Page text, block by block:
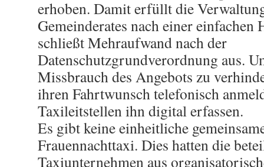
erhoben. Damit erfüllt die
Gemeinderates nach einer einfachen
schließt Mehraufwand nach der
Datenschutzgrundverordnung aus.
Missbrauch des Angebots zu
ihren Fahrtwunsch telefonisch
Taxileitstellen ihn digital erfassen.
Es gibt keine einheitliche
Frauennachttaxi. Dies hatten die
Taxiunternehmen aus